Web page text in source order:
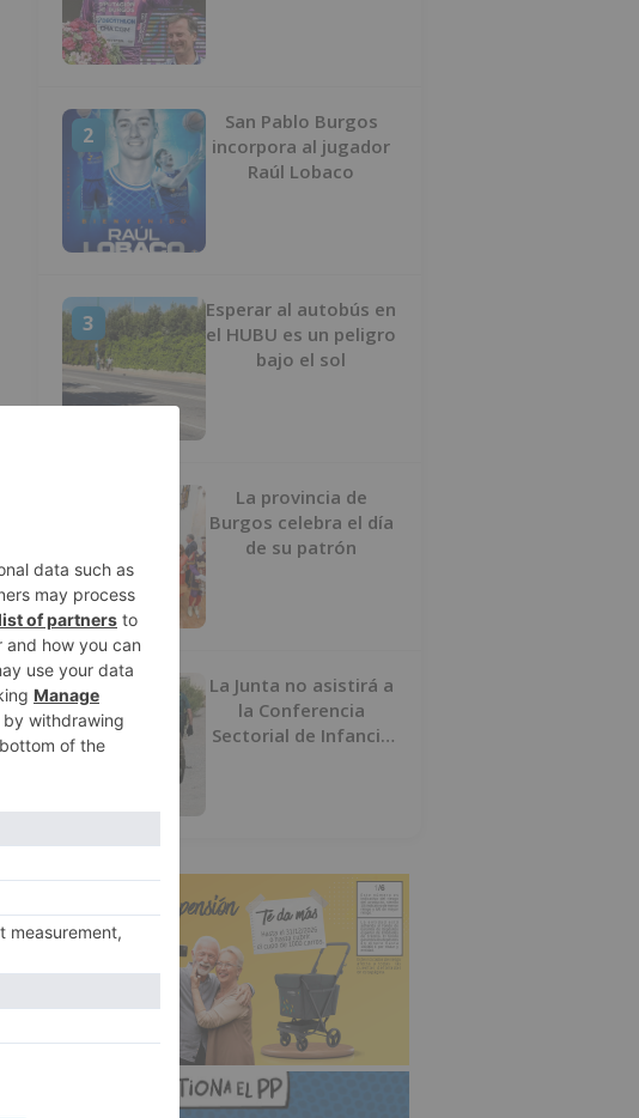
2
San Pablo Burgos
incorpora al jugador
Raúl Lobaco
3
Esperar al autobús en
el HUBU es un peligro
bajo el sol
La provincia de
Burgos celebra el día
de su patrón
5
La Junta no asistirá a
la Conferencia
Sectorial de Infancia